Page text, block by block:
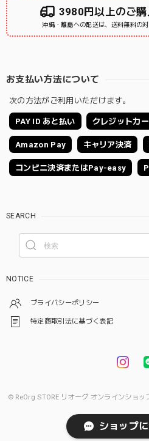
3980円以上のご購
沖縄・離島への配送は、送料無料の
お支払い方法について
次の方法がご利用いただけます。
PAY ID あと払い クレジットカ
Amazon Pay キャリア決済
コンビニ決済またはPay-easy
SEARCH
NOTICE
プライバシーポリシー
特定商取引法に基づく表記
© ReOrg STORE リオーグ オンラインショ
ショップ